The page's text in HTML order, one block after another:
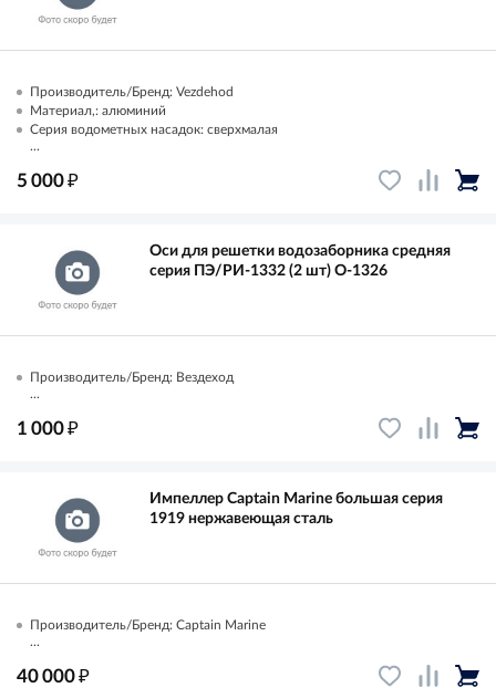
Производитель/Бренд: Vezdehod
Материал,: алюминий
Серия водометных насадок: сверхмалая
...
5 000₽
Оси для решетки водозаборника средняя
серия ПЭ/РИ-1332 (2 шт) О-1326
Производитель/Бренд: Вездеход
...
1 000₽
Импеллер Captain Marine большая серия
1919 нержавеющая сталь
Производитель/Бренд: Captain Marine
...
40 000₽